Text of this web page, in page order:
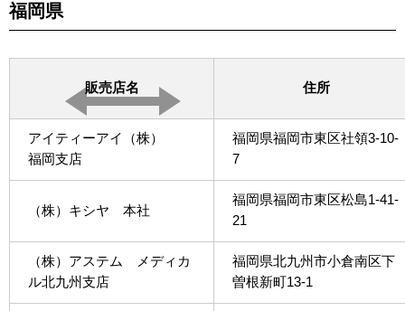
福岡県
販売店名 住所
アイティーアイ（株）
福岡支店
福岡県福岡市東区社領3-10-
7
（株）キシヤ 本社
福岡県福岡市東区松島1-41-
21
（株）アステム メディカ
ル北九州支店
福岡県北九州市小倉南区下
曽根新町13-1